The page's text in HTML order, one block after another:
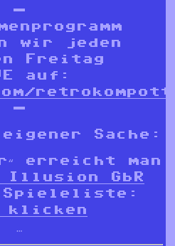
—
wir jeden
Freitag
auf:
retrokompott
—
Sache:
erreicht man
Illusion GbR
klicken